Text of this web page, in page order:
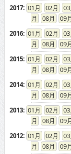
2017: 01 02 03
08
09
2016: 01 02 03
08
09
2015: 01 02 03
08
09
2014: 01 02 03
08
09
2013: 01 02 03
08
09
2012: 01 02 03
08
09